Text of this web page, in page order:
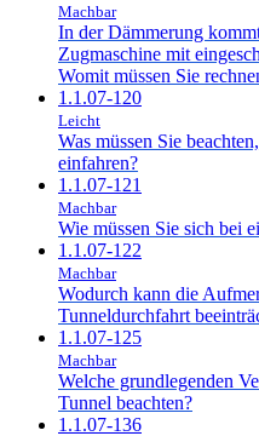
Machbar
In der Dämmerung
Zugmaschine mit
Womit müssen Sie
1.1.07-120
Leicht
Was müssen Sie
einfahren?
1.1.07-121
Machbar
Wie müssen Sie sich bei
1.1.07-122
Machbar
Wodurch kann die
Tunneldurchfahrt
1.1.07-125
Machbar
Welche grundlegenden
Tunnel beachten?
1.1.07-136